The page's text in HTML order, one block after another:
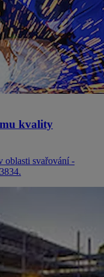
kvality
oblasti svařování -